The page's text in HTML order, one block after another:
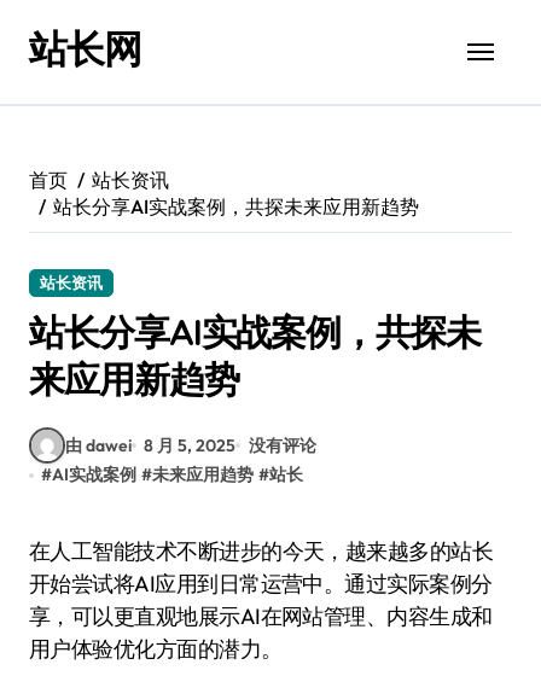
站长网
首页
站长资讯
站长分享AI实战案例，共探未来应用新趋势
站长资讯
站长分享AI实战案例，共探未
来应用新趋势
由 dawei 8 月 5, 2025 没有评论
#AI实战案例 #未来应用趋势 #站长
在人工智能技术不断进步的今天，越来越多的站长
开始尝试将AI应用到日常运营中。通过实际案例分
享，可以更直观地展示AI在网站管理、内容生成和
用户体验优化方面的潜力。